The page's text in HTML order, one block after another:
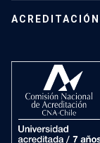
ACREDITACIÓN